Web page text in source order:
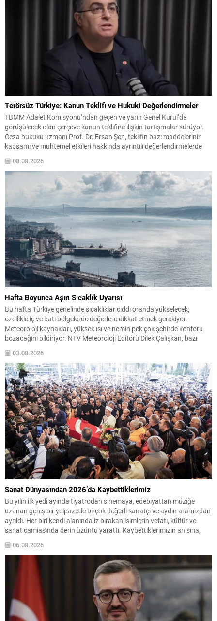
Terörsüz Türkiye: Kanun Teklifi ve Hukuki Değerlendirmeler
TBMM Adalet Komisyonu’ndan geçen ve yarın Genel Kurul’da
görüşülecek olan çerçeve kanun teklifine ilişkin tartışmalar sürüyor.
Ceza hukuku uzmanı Prof. Dr. Ersan Şen, teklifin bazı maddelerinin
kapsamı ve muhtemel etkileri hakkında ayrıntılı değerlendirmelerde
bulundu. Şen’e göre, teklifin amaç ve kapsam bölümünde PKK/KCK
suçlarına yer verildiği belirtilse de, bazı istisnalar yöneticilerin...
08.08.2026
Hafta Boyunca Aşırı Sıcaklık Uyarısı
Bu hafta Türkiye genelinde sıcaklıklar ciddi oranda yükselecek;
özellikle iç ve batı bölgelerde değerlere dikkat etmek gerekiyor.
Meteoroloji kaynakları, yüksek ısı ve nemin pek çok şehirde konforu
bozacağını bildiriyor. NTV Meteoroloji Editörü Dilek Çalışkan, bazı
önlem almaya çağırdı. Beklenen Hava ve Yangın Riski...
03.08.2026
Sanat Dünyasından 2026’da Kaybettiklerimiz
Bu yılın ilk yedi ayında tiyatrodan sinemaya, edebiyattan müziğe
uzanan geniş bir yelpazede birçok değerli sanatçı ve aydın aramızdan
ayrıldı. Her biri kendi alanında iz bırakan isimlerin vefatı, kültür ve
sanat camiasında derin üzüntü yarattı. Kaybettiklerimizin anısına,
hatırlanıyor; sanat dünyasının hafızasında kalıcı...
06.08.2026